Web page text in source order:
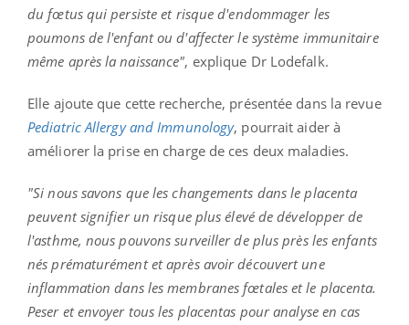
du fœtus qui persiste et risque d'endommager les
poumons de l'enfant ou d'affecter le système immunitaire
même après la naissance", explique Dr Lodefalk.
Elle ajoute que cette recherche, présentée dans la revue
Pediatric Allergy and Immunology, pourrait aider à
améliorer la prise en charge de ces deux maladies.
"Si nous savons que les changements dans le placenta
peuvent signifier un risque plus élevé de développer de
l'asthme, nous pouvons surveiller de plus près les enfants
nés prématurément et après avoir découvert une
inflammation dans les membranes fœtales et le placenta.
Peser et envoyer tous les placentas pour analyse en cas